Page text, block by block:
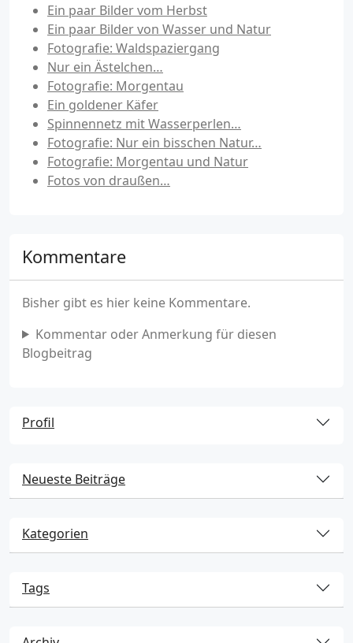
Ein paar Bilder vom Herbst
Ein paar Bilder von Wasser und Natur
Fotografie: Waldspaziergang
Nur ein Ästelchen…
Fotografie: Morgentau
Ein goldener Käfer
Spinnennetz mit Wasserperlen…
Fotografie: Nur ein bisschen Natur…
Fotografie: Morgentau und Natur
Fotos von draußen…
Kommentare
Bisher gibt es hier keine Kommentare.
Kommentar oder Anmerkung für diesen
Blogbeitrag
Profil
Neueste Beiträge
Kategorien
Tags